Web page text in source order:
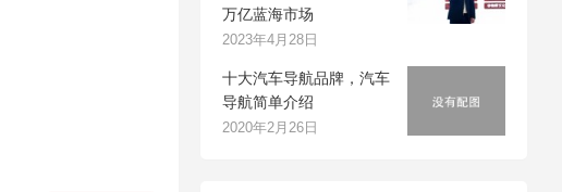
万亿蓝海市场
2023年4月28日
十大汽车导航品牌，汽车
导航简单介绍
2020年2月26日